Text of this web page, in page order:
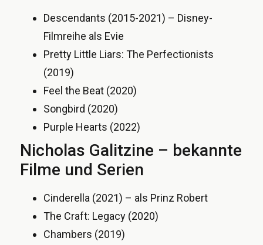
Descendants (2015-2021) – Disney-
Filmreihe als Evie
Pretty Little Liars: The Perfectionists
(2019)
Feel the Beat (2020)
Songbird (2020)
Purple Hearts (2022)
Nicholas Galitzine – bekannte
Filme und Serien
Cinderella (2021) – als Prinz Robert
The Craft: Legacy (2020)
Chambers (2019)